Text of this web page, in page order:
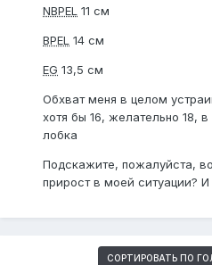
NBPEL 11 см
BPEL 14 см
EG 13,5 см
Обхват меня в целом
хотя бы 16, желательно 18,
лобка
Подскажите, пожалуйста,
прирост в моей ситуации?
СОРТИРОВАТЬ ПО